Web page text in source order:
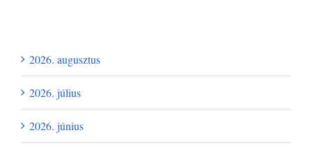
2026. augusztus
2026. július
2026. június